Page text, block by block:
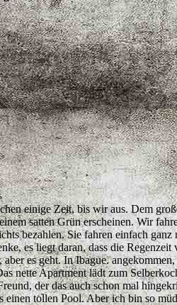
einige Zeit, bis wir aus. Dem
satten Grün erscheinen. Wir
bezahlen. Sie fahren einfach
es liegt daran, dass die
es geht. In Ibague.
nette Apartment lädt zum
der das auch schon mal
tollen Pool. Aber ich bin so